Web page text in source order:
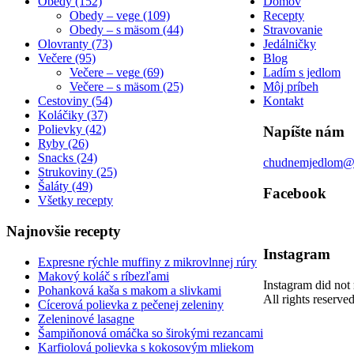
Obedy – vege (109)
Obedy – s mäsom (44)
Olovranty (73)
Večere (95)
Večere – vege (69)
Večere – s mäsom (25)
Cestoviny (54)
Koláčiky (37)
Polievky (42)
Ryby (26)
Snacks (24)
Strukoviny (25)
Šaláty (49)
Všetky recepty
Najnovšie recepty
Expresne rýchle muffiny z mikrovlnnej rúry
Makový koláč s ríbezľami
Pohanková kaša s makom a slivkami
Cícerová polievka z pečenej zeleniny
Zeleninové lasagne
Šampiňonová omáčka so širokými rezancami
Karfiolová polievka s kokosovým mliekom
Recepty
Stravovanie
Jedálničky
Blog
Ladím s jedlom
Môj príbeh
Kontakt
Napíšte nám
Facebook
Instagram
Instagram did not
All rights